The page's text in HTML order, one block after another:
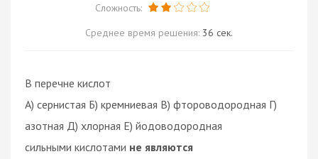
Сложность:
Среднее время решения: 36 сек.
В перечне кислот
А) сернистая Б) кремниевая В) фтороводородная Г)
азотная Д) хлорная Е) йодоводородная
сильными кислотами не являются